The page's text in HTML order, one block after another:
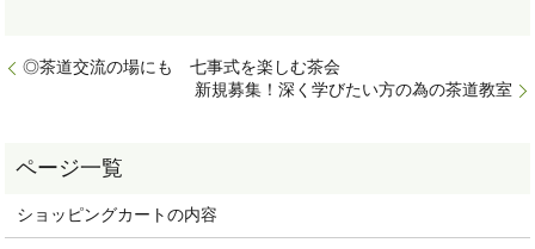
◎茶道交流の場にも 七事式を楽しむ茶会
新規募集！深く学びたい方の為の茶道教室
ショッピングカートの内容